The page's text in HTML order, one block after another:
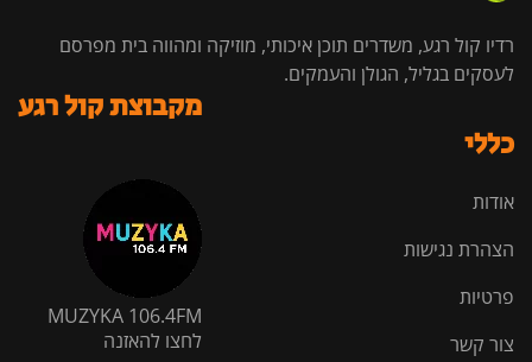
רדיו קול רגע, משדרים תוכן איכותי, מוזיקה ומהווה בית מפרסם
לעסקים בגליל, הגולן והעמקים.
כללי
אודות
הצהרת נגישות
פרטיות
צור קשר
מקבוצת קול רגע
MUZYKA 106.4FM
לחצו להאזנה